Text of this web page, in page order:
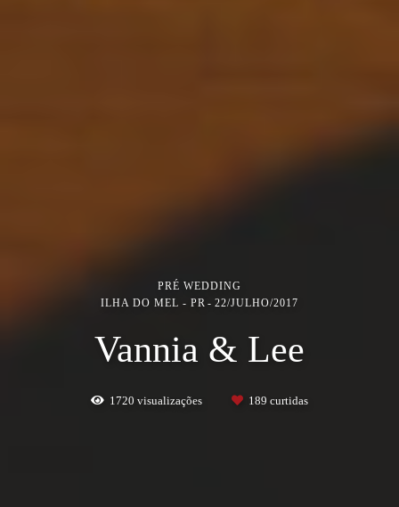
PRÉ WEDDING
ILHA DO MEL - PR
22/JULHO/2017
Vannia & Lee
1720 visualizações 189 curtidas